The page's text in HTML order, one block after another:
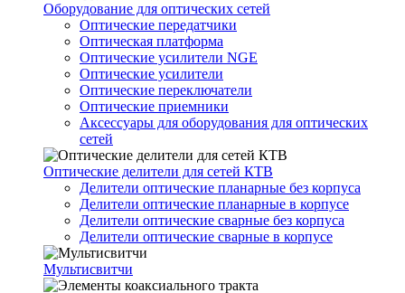
Оборудование для оптических сетей
Оптические передатчики
Оптическая платформа
Оптические усилители NGE
Оптические усилители
Оптические переключатели
Оптические приемники
Аксессуары для оборудования для оптических
сетей
Оптические делители для сетей КТВ
Делители оптические планарные без корпуса
Делители оптические планарные в корпусе
Делители оптические сварные без корпуса
Делители оптические сварные в корпусе
Мультисвитчи